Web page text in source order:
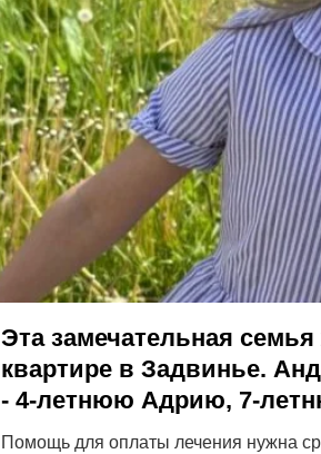
Эта замечательная
квартире в Задвинье.
- 4-летнюю Адрию, 7-
Помощь для оплаты лечения нужна